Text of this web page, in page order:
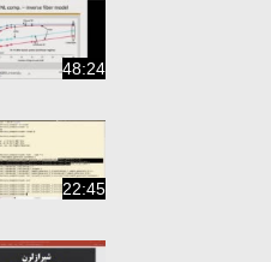
48:24
22:45